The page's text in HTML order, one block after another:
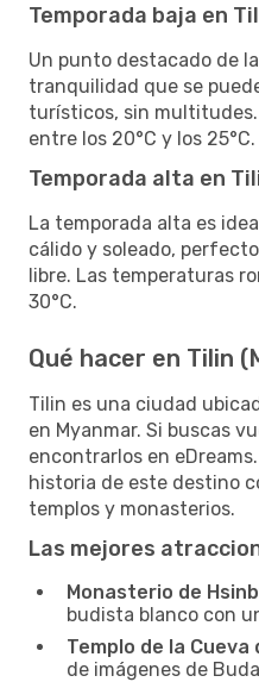
Temporada baja en
Un punto destacado de
tranquilidad que se
turísticos, sin
entre los 20°C y los 25°C.
Temporada alta en
La temporada alta es
cálido y soleado,
libre. Las temperaturas
30°C.
Qué hacer en Tilin
Tilin es una ciudad
en Myanmar. Si buscas
encontrarlos en
historia de este destino
templos y monasterios.
Las mejores
Monasterio de
budista blanco con
Templo de la Cueva
de imágenes de